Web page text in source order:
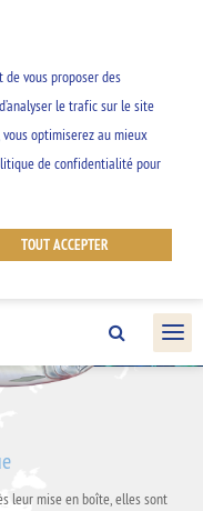
vous proposer des
le trafic sur le site
optimiserez au mieux
de confidentialité pour
TOUT ACCEPTER
L'ANCHOIS
leur mise en boîte, elles sont